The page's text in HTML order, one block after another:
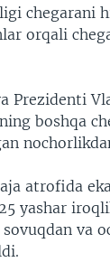
chegarani
orqali
Prezidenti
boshqa
atrofida
yashar
va